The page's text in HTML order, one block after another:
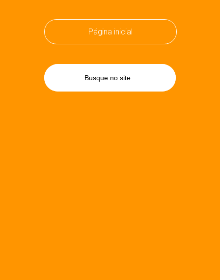
Página inicial